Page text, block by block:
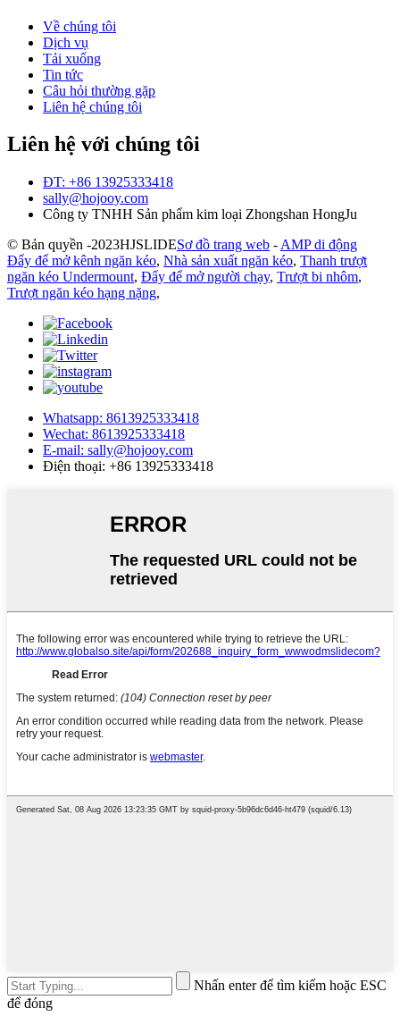
Về chúng tôi
Dịch vụ
Tải xuống
Tin tức
Câu hỏi thường gặp
Liên hệ chúng tôi
Liên hệ với chúng tôi
ĐT: +86 13925333418
sally@hojooy.com
Công ty TNHH Sản phẩm kim loại Zhongshan HongJu
© Bản quyền -2023HJSLIDESơ đồ trang web - AMP di động
Đẩy để mở kênh ngăn kéo, Nhà sản xuất ngăn kéo, Thanh trượt
ngăn kéo Undermount, Đẩy để mở người chạy, Trượt bi nhôm,
Trượt ngăn kéo hạng nặng,
Whatsapp: 8613925333418
Wechat: 8613925333418
E-mail: sally@hojooy.com
Điện thoại: +86 13925333418
Nhấn enter để tìm kiếm hoặc ESC
để đóng